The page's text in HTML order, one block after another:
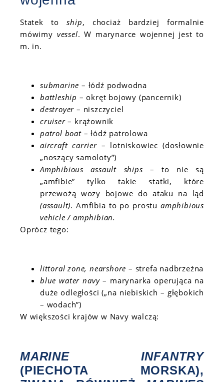
Statek toship, chociaż bardziej formalnie
mówimy vessel. W marynarce wojennej jest to
m. in.
submarine – łódź podwodna
battleship – okręt bojowy (pancernik)
destroyer – niszczyciel
cruiser– krążownik
patrol boat– łódź patrolowa
aircraft carrier – lotniskowiec (dosłownie
„noszący samoloty”)
Amphibious assault ships– to nie są
„amfibie” tylko takie statki, które
przewożą wozy bojowe do ataku na ląd
(assault). Amfibia to po prostu amphibious
vehicle / amphibian.
Oprócz tego:
littoral zone, nearshore – strefa nadbrzeżna
blue water navy– marynarka operująca na
duże odległości („na niebiskich – głębokich
– wodach”)
W większości krajów w Navy walczą:
MARINE INFANTRY
(PIECHOTA MORSKA),